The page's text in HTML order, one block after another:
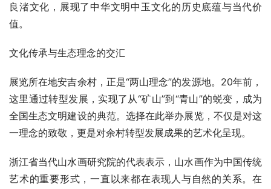
良渚文化，展现了中华文明中玉文化的历史底蕴与当代价
值。
文化传承与生态理念的交汇
展览所在地安吉余村，正是“两山理念”的发源地。20年前，
这里通过转型发展，实现了从“矿山”到“青山”的蜕变，成为
全国生态文明建设的典范。选择在此举办展览，不仅是对这
一理念的致敬，更是对余村转型发展成果的艺术化呈现。
浙江省当代山水画研究院的代表表示，山水画作为中国传统
艺术的重要形式，一直以来都在表现人与自然的关系。在